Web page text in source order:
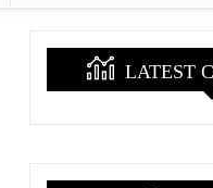
LATEST